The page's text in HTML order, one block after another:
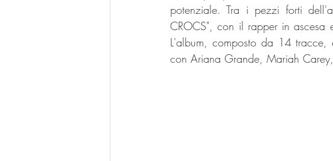
potenziale. Tra i pezzi forti
CROCS", con il rapper in ascesa
L'album, composto da 14 tracce,
con Ariana Grande, Mariah